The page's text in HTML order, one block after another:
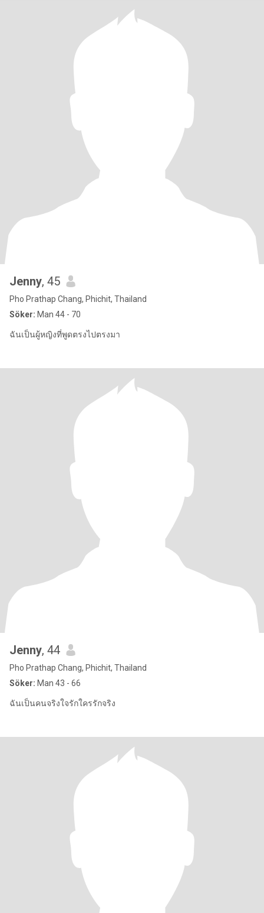
Jenny, 45
Pho Prathap Chang, Phichit, Thailand
Söker: Man 44 - 70
ฉันเป็นผู้หญิงที่พูดตรงไปตรงมา
Jenny, 44
Pho Prathap Chang, Phichit, Thailand
Söker: Man 43 - 66
ฉันเป็นคนจริงใจรักใครรักจริง